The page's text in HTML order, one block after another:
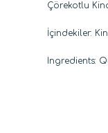
Çörekotlu
İçindekiler:
Ingredients: